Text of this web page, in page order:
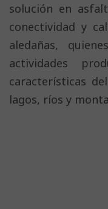
solución en
conectividad y
aledañas,
actividades
características
lagos, ríos y